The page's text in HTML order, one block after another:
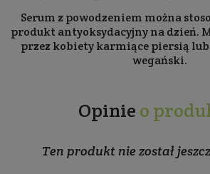
Serum z powodzeniem można
produkt antyoksydacyjny na dzień.
przez kobiety karmiące piersią
wegański.
Opinie o
Ten produkt nie został